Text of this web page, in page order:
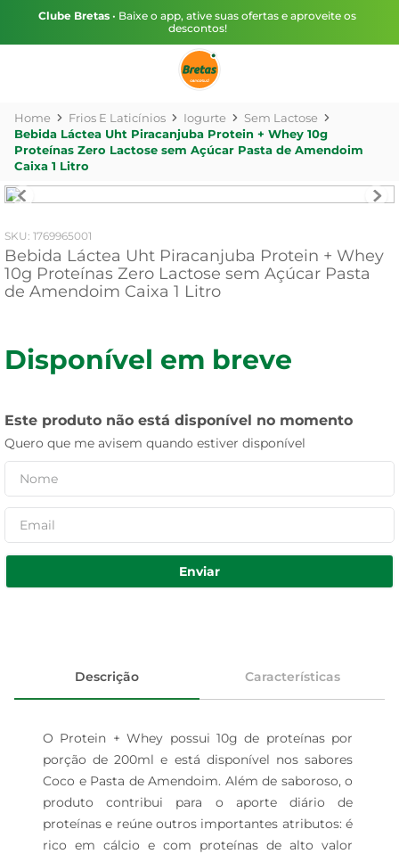
Clube Bretas • Baixe o app, ative suas ofertas e aproveite os
descontos!
Frios E Laticínios Iogurte
Sem Lactose
Bebida Láctea Uht Piracanjuba Protein + Whey 10g
Proteínas Zero Lactose sem Açúcar Pasta de Amendoim
Caixa 1 Litro
: 1769965001
Bebida Láctea Uht Piracanjuba Protein + Whey
10g Proteínas Zero Lactose sem Açúcar Pasta
de Amendoim Caixa 1 Litro
Disponível em breve
Este produto não está disponível no momento
Quero que me avisem quando estiver disponível
Enviar
Descrição Características
O Protein + Whey possui 10g de proteínas por
porção de 200ml e está disponível nos sabores
Coco e Pasta de Amendoim. Além de saboroso, o
produto contribui para o aporte diário de
proteínas e reúne outros importantes atributos: é
rico em cálcio e com proteínas de alto valor